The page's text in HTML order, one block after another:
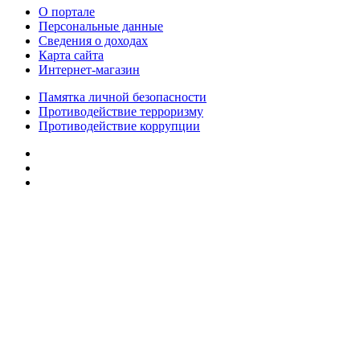
О портале
Персональные данные
Сведения о доходах
Карта сайта
Интернет-магазин
Памятка личной безопасности
Противодействие терроризму
Противодействие коррупции